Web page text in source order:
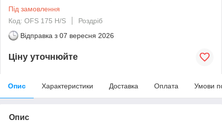
Під замовлення
Код: OFS 175 H/S
Роздріб
Відправка з 07 вересня 2026
Ціну уточнюйте
Опис Характеристики Доставка Оплата Умови
Опис